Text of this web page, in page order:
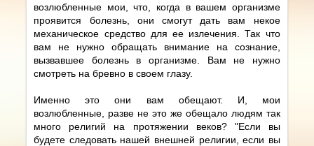
возлюбленные мои, что, когда в вашем организме
проявится болезнь, они смогут дать вам некое
механическое средство для ее излечения. Так что
вам не нужно обращать внимание на сознание,
вызвавшее болезнь в организме. Вам не нужно
смотреть на бревно в своем глазу.
Именно это они вам обещают. И, мои
возлюбленные, разве не это же обещало людям так
много религий на протяжении веков? "Если вы
будете следовать нашей внешней религии, если вы